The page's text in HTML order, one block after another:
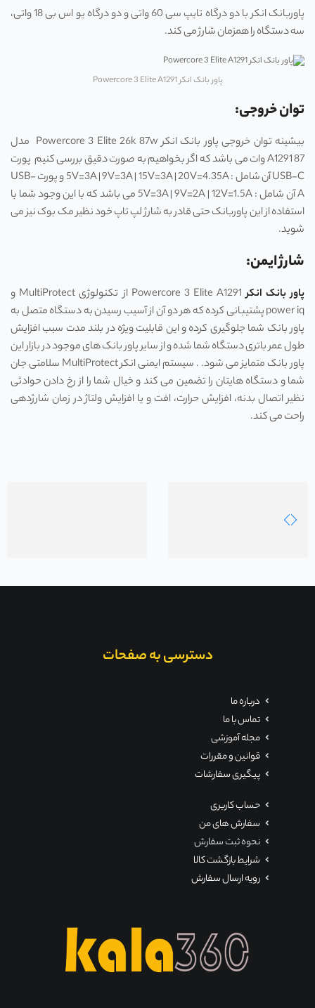
پاوربانک انکر با دو درگاه تایپ سی 60 واتی و دو درگاه یو اس بی 18 واتی،
سه دستگاه را همزمان شارژ می‌ کند.
پاور بانک‌ انکر Powercore 3 Elite A1291
توان خروجی:
بیشینه توان خروجی پاور بانک انکر Powercore 3 Elite 26k 87w مدل
A1291 87 وات می باشد که اگر بخواهیم به صورت دقیق بررسی کنیم پورت
USB-C آن شامل : 5V=3A | 9V=3A | 15V=3A | 20V=4.35A و پورت USB-
A آن شامل : 5V=3A | 9V=2A | 12V=1.5A می باشد که با این وجود شما با
استفاده از این پاوربانک حتی قادر به شارژ لپ تاپ خود نظیر مک بوک نیز می
شوید.
شارژ ایمن:
پاور بانک‌ انکر
Powercore 3 Elite A1291 از تکنولوژی MultiProtect و
power iq پشتیبانی کرده که هر دو آن از آسیب رسیدن به دستگاه متصل به
پاور بانک شما جلوگیری کرده و این قابلیت ویژه در بلند مدت سبب افزایش
طول عمر باتری دستگاه شما شده و از سایر پاور بانک های موجود در بازار این
پاور بانک متمایز می شود. . سیستم ایمنی انکر MultiProtect سلامتی جان
شما و دستگاه هایتان را تضمین می کند و خیال شما را از رخ دادن حوادثی
نظیر اتصال بدنه، افزایش حرارت، افت و یا افزایش ولتاژ در زمان شارژدهی
راحت می کند.
دسترسی به صفحات
درباره ما
تماس با ما
مجله آموزشی
قوانین و مقررات
پیگیری سفارشات
حساب کاربری
سفارش های من
نحوه ثبت سفارش
شرایط بازگشت کالا
رویه ارسال سفارش